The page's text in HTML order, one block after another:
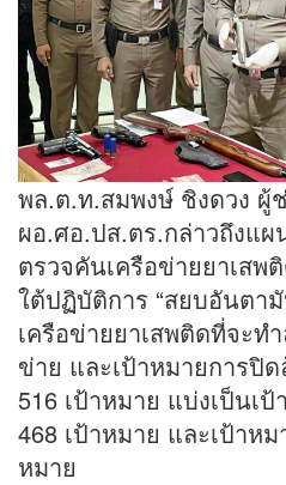
พล.ต.ท.สมพงษ์ ชิงดวง ผู้
ผอ.ศอ.ปส.ตร.กล่าวถึงแ
ตรวจคันเครือข่ายยาเส
ใต้ปฏิบัติการ “สยบอันตา
เครือข่ายยาเสพติดที่จะท
ข่าย และเป้าหมายการปิ
516 เป้าหมาย แบ่งเป็นเ
468 เป้าหมาย และเป้าห
หมาย